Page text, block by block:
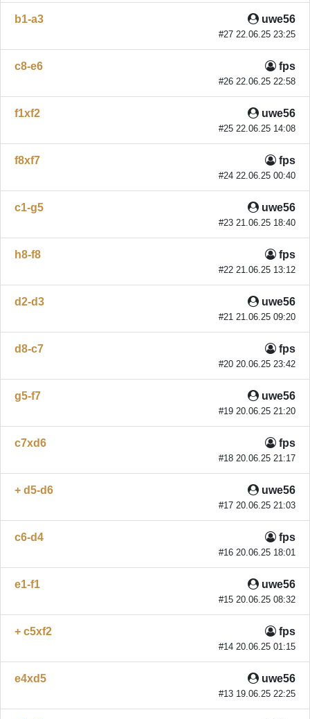
uwe56
#27 22.06.25 23:25
b1-a3
fps
#26 22.06.25 22:58
c8-e6
uwe56
#25 22.06.25 14:08
f1xf2
fps
#24 22.06.25 00:40
f8xf7
uwe56
#23 21.06.25 18:40
c1-g5
fps
#22 21.06.25 13:12
h8-f8
uwe56
#21 21.06.25 09:20
d2-d3
fps
#20 20.06.25 23:42
d8-c7
uwe56
#19 20.06.25 21:20
g5-f7
fps
#18 20.06.25 21:17
c7xd6
uwe56
#17 20.06.25 21:03
+ d5-d6
fps
#16 20.06.25 18:01
c6-d4
uwe56
#15 20.06.25 08:32
e1-f1
fps
#14 20.06.25 01:15
+ c5xf2
uwe56
#13 19.06.25 22:25
e4xd5